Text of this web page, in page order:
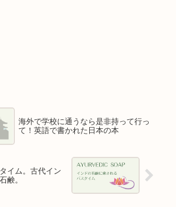
海外で学校に通うなら是非持って行っ
て！英語で書かれた日本の本
イム。古代イン
鹸。